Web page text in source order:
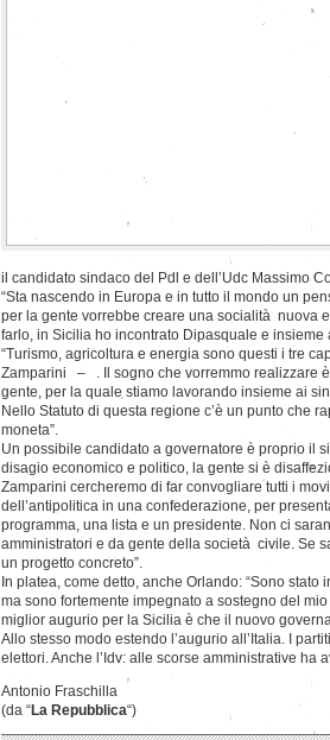
il candidato sindaco del Pdl e dell’Udc Massimo
“Sta nascendo in Europa e in tutto il mondo un
per la gente vorrebbe creare una socialità
farlo, in Sicilia ho incontrato Dipasquale e insieme
“Turismo, agricoltura e energia sono questi i tre
Zamparini – . Il sogno che vorremmo realizzare
gente, per la quale stiamo lavorando insieme ai
Nello Statuto di questa regione c’è un punto che
moneta”.
Un possibile candidato a governatore è proprio il
disagio economico e politico, la gente si è
Zamparini cercheremo di far convogliare tutti i
dell’antipolitica in una confederazione, per
programma, una lista e un presidente. Non ci
amministratori e da gente della società civile. Se
un progetto concreto”.
In platea, come detto, anche Orlando: “Sono
ma sono fortemente impegnato a sostegno del
miglior augurio per la Sicilia è che il nuovo
Allo stesso modo estendo l’augurio all’Italia. I
elettori. Anche l’Idv: alle scorse amministrative ha
Antonio Fraschilla
(da “La Repubblica“)